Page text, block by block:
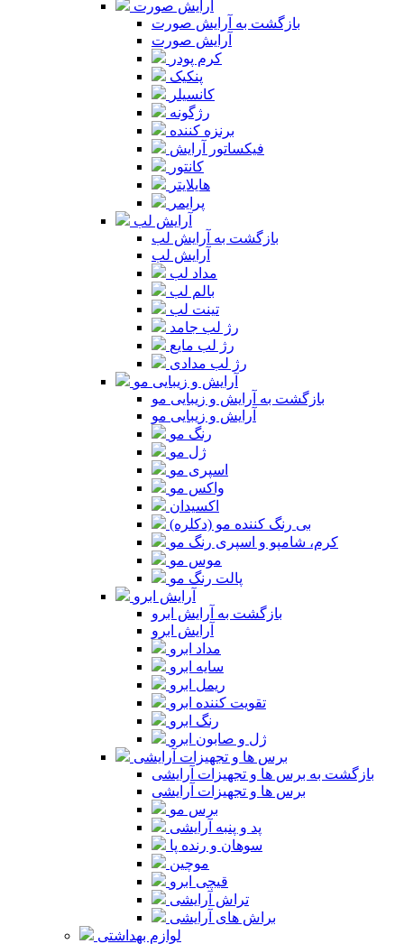
آرایش صورت
بازگشت به آرایش صورت
آرایش صورت
کرم پودر
پنکیک
کانسیلر
رژگونه
برنزه کننده
فیکساتور آرایش
کانتور
هایلایتر
پرایمر
آرایش لب
بازگشت به آرایش لب
آرایش لب
مداد لب
بالم لب
تینت لب
رژ لب جامد
رژ لب مایع
رژ لب مدادی
آرایش و زیبایی مو
بازگشت به آرایش و زیبایی مو
آرایش و زیبایی مو
رنگ مو
ژل مو
اسپری مو
واکس مو
اکسیدان
بی رنگ کننده مو (دکلره)
کرم، شامپو و اسپری رنگ مو
موس مو
پالت رنگ مو
آرایش ابرو
بازگشت به آرایش ابرو
آرایش ابرو
مداد ابرو
سایه ابرو
ریمل ابرو
تقویت کننده ابرو
رنگ ابرو
ژل و صابون ابرو
برس ها و تجهیزات آرایشی
بازگشت به برس ها و تجهیزات آرایشی
برس ها و تجهیزات آرایشی
برس مو
پد و پنبه آرایشی
سوهان و رنده پا
موچین
قیچی ابرو
تراش آرایشی
براش های آرایشی
لوازم بهداشتی